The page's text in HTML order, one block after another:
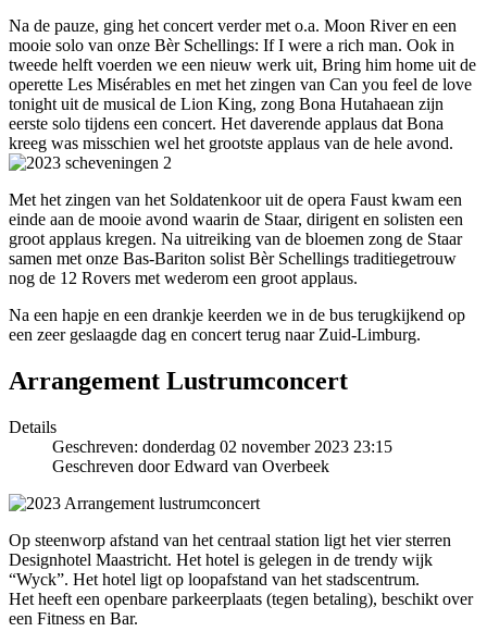
Na de pauze, ging het concert verder met o.a. Moon River en een
mooie solo van onze Bèr Schellings: If I were a rich man. Ook in
tweede helft voerden we een nieuw werk uit, Bring him home uit de
operette Les Misérables en met het zingen van Can you feel de love
tonight uit de musical de Lion King, zong Bona Hutahaean zijn
eerste solo tijdens een concert. Het daverende applaus dat Bona
kreeg was misschien wel het grootste applaus van de hele avond.
Met het zingen van het Soldatenkoor uit de opera Faust kwam een
einde aan de mooie avond waarin de Staar, dirigent en solisten een
groot applaus kregen. Na uitreiking van de bloemen zong de Staar
samen met onze Bas-Bariton solist Bèr Schellings traditiegetrouw
nog de 12 Rovers met wederom een groot applaus.
Na een hapje en een drankje keerden we in de bus terugkijkend op
een zeer geslaagde dag en concert terug naar Zuid-Limburg.
Arrangement Lustrumconcert
Details
Geschreven: donderdag 02 november 2023 23:15
Geschreven door Edward van Overbeek
Op steenworp afstand van het centraal station ligt het vier sterren
Designhotel Maastricht. Het hotel is gelegen in de trendy wijk
“Wyck”. Het hotel ligt op loopafstand van het stadscentrum.
Het heeft een openbare parkeerplaats (tegen betaling), beschikt over
een Fitness en Bar.